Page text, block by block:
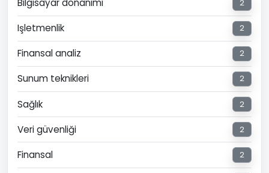
Bilgisayar donanımı 2
Işletmenlik 2
Finansal analiz 2
Sunum teknikleri 2
Sağlık 2
Veri güvenliği 2
Finansal 2